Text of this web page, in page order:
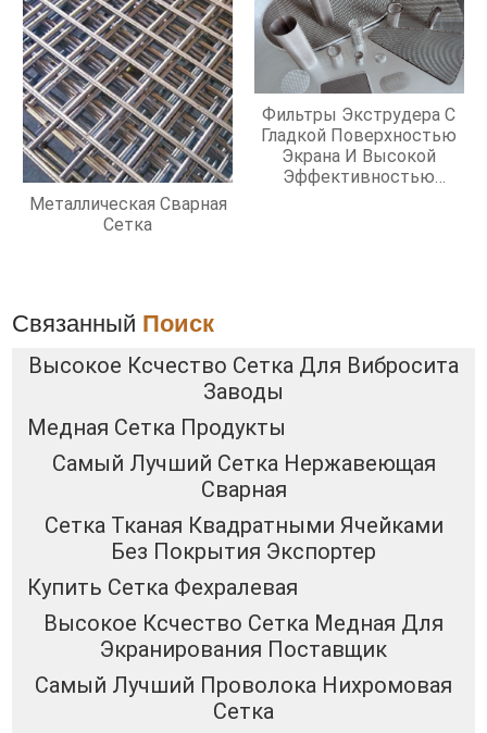
Металлическая Сварная
Сетка
Фильтры Экструдера С
Гладкой Поверхностью
Экрана И Высокой
Эффективностью
Связанный Поиск
Высокое Ксчество Сетка Для Вибросита
Заводы
Медная Сетка Продукты
Самый Лучший Сетка Нержавеющая
Сварная
Сетка Тканая Квадратными Ячейками
Без Покрытия Экспортер
Купить Сетка Фехралевая
Высокое Ксчество Сетка Медная Для
Экранирования Поставщик
Самый Лучший Проволока Нихромовая
Сетка